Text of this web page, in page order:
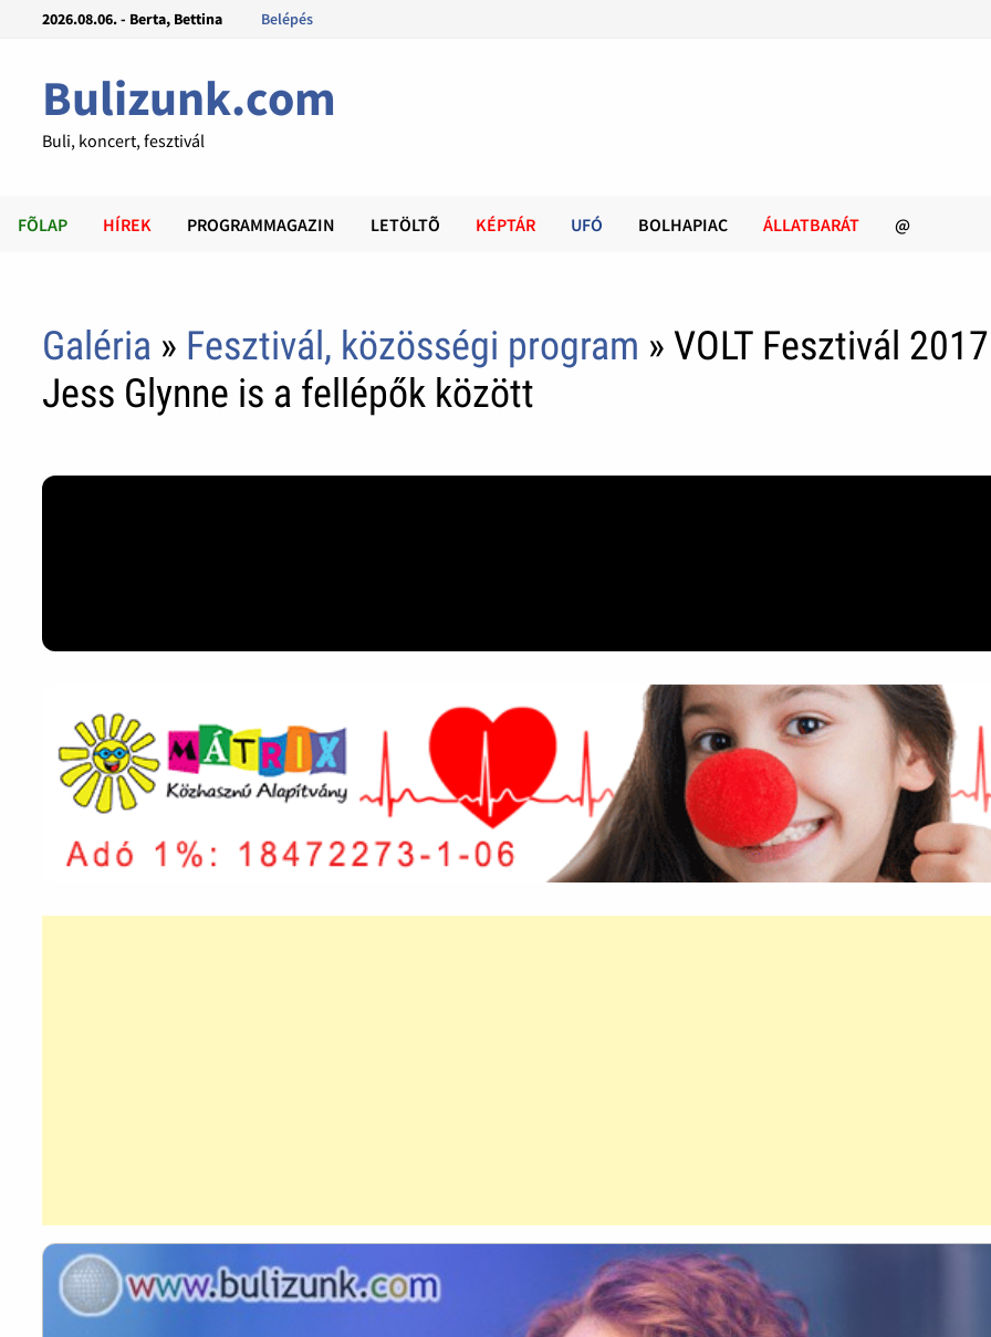
2026.08.06. - Berta, Bettina Belépés
Bulizunk.com
Buli, koncert, fesztivál
FÕLAP HÍREK PROGRAMMAGAZIN LETÖLTÕ KÉPTÁR UFÓ BOLHAPIAC ÁLLATBARÁT @
Galéria » Fesztivál, közösségi program » VOLT Fesztivál
Jess Glynne is a fellépők között